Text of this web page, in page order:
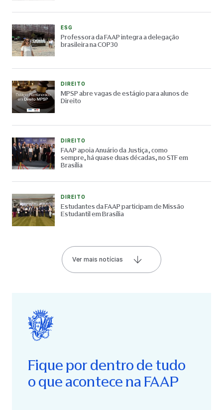
ESG
Professora da FAAP integra a delegação
brasileira na COP30
DIREITO
MPSP abre vagas de estágio para alunos de
Direito
DIREITO
FAAP apoia Anuário da Justiça, como
sempre, há quase duas décadas, no STF em
Brasília
DIREITO
Estudantes da FAAP participam de Missão
Estudantil em Brasília
Ver mais notícias
Fique por dentro de tudo
o que acontece na FAAP